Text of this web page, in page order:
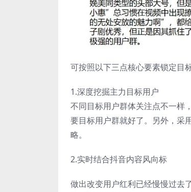
可按照以下三点核心要素锁定目
1.深度挖掘主力目标用户
不同目标用户群体关注点不一样
要目标用户群就好了。另外，采
略。
2.实时结合抖音内容风向标
做出改变用户红利已经慢慢过去